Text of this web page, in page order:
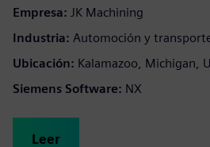
Empresa: JK Machining
Industria: Automoción y
Ubicación: Kalamazoo, Michigan,
Siemens Software: NX
Leer